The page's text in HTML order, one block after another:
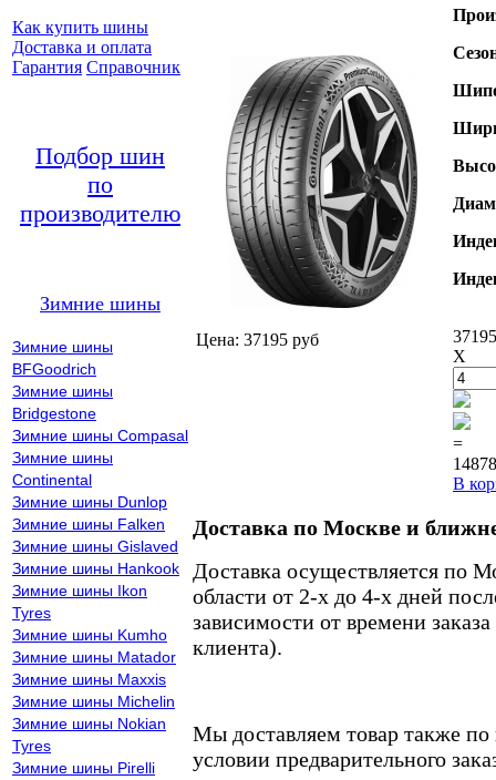
Как купить шины
Доставка и оплата
Гарантия Справочник
Подбор шин
по
производителю
Зимние шины
Зимние шины
BFGoodrich
Зимние шины
Bridgestone
Зимние шины Compasal
Зимние шины
Continental
Зимние шины Dunlop
Зимние шины Falken
Зимние шины Gislaved
Зимние шины Hankook
Зимние шины Ikon
Tyres
Зимние шины Kumho
Зимние шины Matador
Зимние шины Maxxis
Зимние шины Michelin
Зимние шины Nokian
Tyres
Зимние шины Pirelli
Цена: 37195 руб
X
=
В
Доставка по Москве и
Доставка осуществляется по
области от 2-х до 4-х дней
зависимости от времени
клиента).
Мы доставляем товар также
условии предварительного